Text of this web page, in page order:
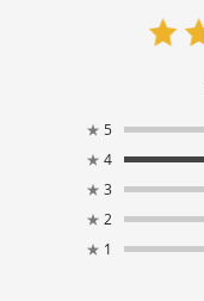
★ 5
★ 4
★ 3
★ 2
★ 1